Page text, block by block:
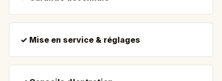
✓ Mise en service & réglages